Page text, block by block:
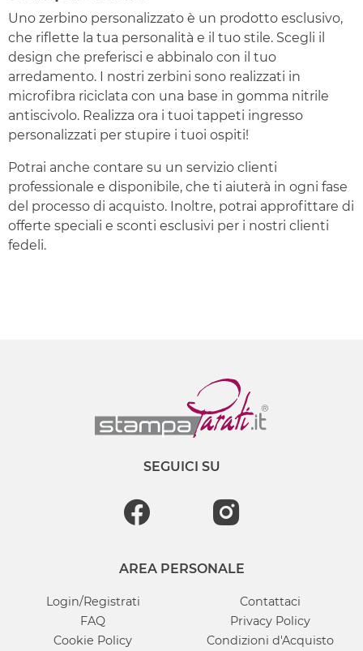
Uno zerbino personalizzato è un prodotto esclusivo,
che riflette la tua personalità e il tuo stile. Scegli il
design che preferisci e abbinalo con il tuo
arredamento. I nostri zerbini sono realizzati in
microfibra riciclata con una base in gomma nitrile
antiscivolo. Realizza ora i tuoi tappeti ingresso
personalizzati per stupire i tuoi ospiti!
Potrai anche contare su un servizio clienti
professionale e disponibile, che ti aiuterà in ogni fase
del processo di acquisto. Inoltre, potrai approfittare di
offerte speciali e sconti esclusivi per i nostri clienti
fedeli.
SEGUICI SU
AREA PERSONALE
Login/Registrati
Contattaci
FAQ
Privacy Policy
Cookie Policy
Condizioni d'Acquisto